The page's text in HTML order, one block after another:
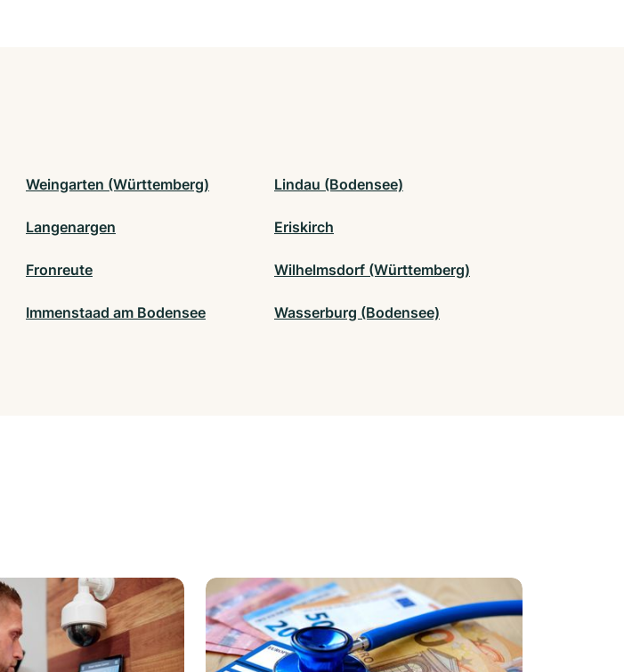
Weingarten (Württemberg) Lindau (Bodensee)
Langenargen Eriskirch
Fronreute Wilhelmsdorf (Württemberg)
Immenstaad am Bodensee Wasserburg (Bodensee)